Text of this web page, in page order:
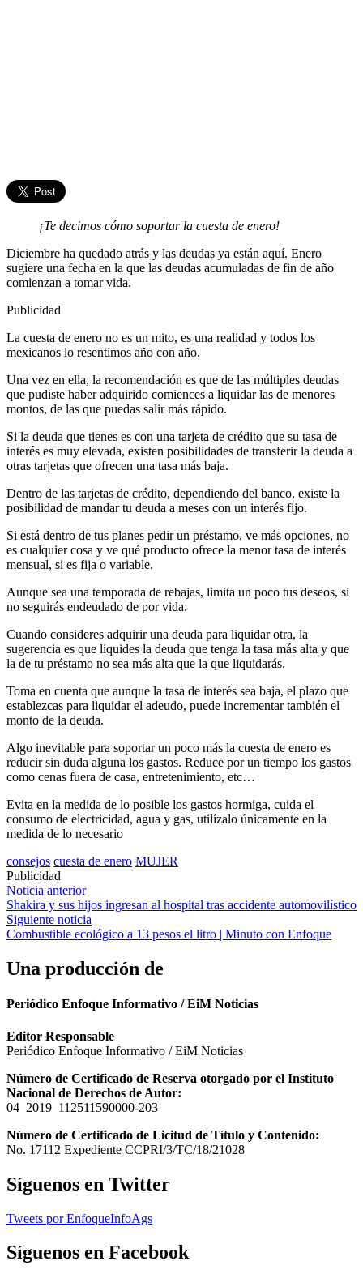
¡Te decimos cómo soportar la cuesta de enero!
Diciembre ha quedado atrás y las deudas ya están aquí. Enero
sugiere una fecha en la que las deudas acumuladas de fin de año
comienzan a tomar vida.
Publicidad
La cuesta de enero no es un mito, es una realidad y todos los
mexicanos lo resentimos año con año.
Una vez en ella, la recomendación es que de las múltiples deudas
que pudiste haber adquirido comiences a liquidar las de menores
montos, de las que puedas salir más rápido.
Si la deuda que tienes es con una tarjeta de crédito que su tasa de
interés es muy elevada, existen posibilidades de transferir la deuda a
otras tarjetas que ofrecen una tasa más baja.
Dentro de las tarjetas de crédito, dependiendo del banco, existe la
posibilidad de mandar tu deuda a meses con un interés fijo.
Si está dentro de tus planes pedir un préstamo, ve más opciones, no
es cualquier cosa y ve qué producto ofrece la menor tasa de interés
mensual, si es fija o variable.
Aunque sea una temporada de rebajas, limita un poco tus deseos, si
no seguirás endeudado de por vida.
Cuando consideres adquirir una deuda para liquidar otra, la
sugerencia es que liquides la deuda que tenga la tasa más alta y que
la de tu préstamo no sea más alta que la que liquidarás.
Toma en cuenta que aunque la tasa de interés sea baja, el plazo que
establezcas para liquidar el adeudo, puede incrementar también el
monto de la deuda.
Algo inevitable para soportar un poco más la cuesta de enero es
reducir sin duda alguna los gastos. Reduce por un tiempo los gastos
como cenas fuera de casa, entretenimiento, etc…
Evita en la medida de lo posible los gastos hormiga, cuida el
consumo de electricidad, agua y gas, utilízalo únicamente en la
medida de lo necesario
consejos cuesta de enero MUJER
Publicidad
Navegación
de
entradas
Noticia anterior
Shakira y sus hijos ingresan al hospital tras accidente automovilístico
Siguiente noticia
Combustible ecológico a 13 pesos el litro | Minuto con Enfoque
Una producción de
Periódico Enfoque Informativo / EiM Noticias
Editor Responsable
Periódico Enfoque Informativo / EiM Noticias
Número de Certificado de Reserva otorgado por el Instituto
Nacional de Derechos de Autor:
04–2019–112511590000-203
Número de Certificado de Licitud de Título y Contenido:
No. 17112 Expediente CCPRI/3/TC/18/21028
Síguenos en Twitter
Tweets por EnfoqueInfoAgs
Síguenos en Facebook